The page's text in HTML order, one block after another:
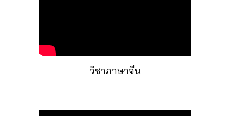
วิชาภาษาจีน